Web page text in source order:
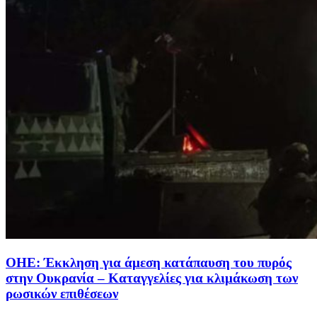
ΟΗΕ: Έκκληση για άμεση κατάπαυση του πυρός
στην Ουκρανία – Καταγγελίες για κλιμάκωση των
ρωσικών επιθέσεων